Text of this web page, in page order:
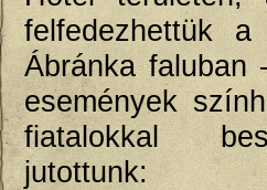
felfedezhettük
Ábránka
események
fiatalokkal
jutottunk: